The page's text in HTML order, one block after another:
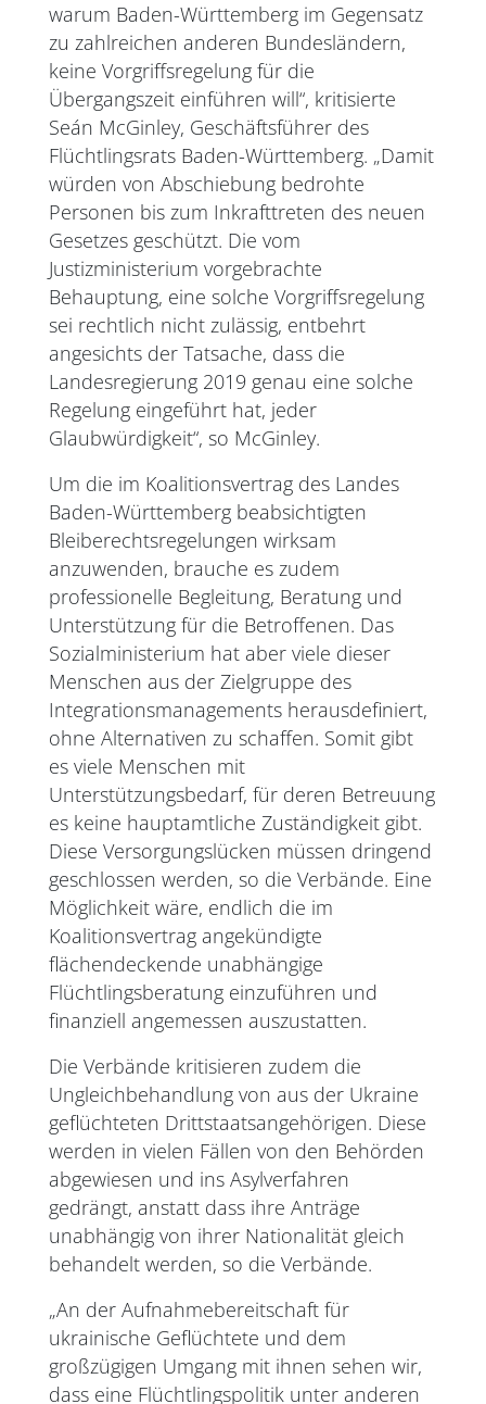
warum Baden-Württemberg im Gegensatz
zu zahlreichen anderen Bundesländern,
keine Vorgriffsregelung für die
Übergangszeit einführen will“, kritisierte
Seán McGinley, Geschäftsführer des
Flüchtlingsrats Baden-Württemberg. „Damit
würden von Abschiebung bedrohte
Personen bis zum Inkrafttreten des neuen
Gesetzes geschützt. Die vom
Justizministerium vorgebrachte
Behauptung, eine solche Vorgriffsregelung
sei rechtlich nicht zulässig, entbehrt
angesichts der Tatsache, dass die
Landesregierung 2019 genau eine solche
Regelung eingeführt hat, jeder
Glaubwürdigkeit“, so McGinley.
Um die im Koalitionsvertrag des Landes
Baden-Württemberg beabsichtigten
Bleiberechtsregelungen wirksam
anzuwenden, brauche es zudem
professionelle Begleitung, Beratung und
Unterstützung für die Betroffenen. Das
Sozialministerium hat aber viele dieser
Menschen aus der Zielgruppe des
Integrationsmanagements herausdefiniert,
ohne Alternativen zu schaffen. Somit gibt
es viele Menschen mit
Unterstützungsbedarf, für deren Betreuung
es keine hauptamtliche Zuständigkeit gibt.
Diese Versorgungslücken müssen dringend
geschlossen werden, so die Verbände. Eine
Möglichkeit wäre, endlich die im
Koalitionsvertrag angekündigte
flächendeckende unabhängige
Flüchtlingsberatung einzuführen und
finanziell angemessen auszustatten.
Die Verbände kritisieren zudem die
Ungleichbehandlung von aus der Ukraine
geflüchteten Drittstaatsangehörigen. Diese
werden in vielen Fällen von den Behörden
abgewiesen und ins Asylverfahren
gedrängt, anstatt dass ihre Anträge
unabhängig von ihrer Nationalität gleich
behandelt werden, so die Verbände.
„An der Aufnahmebereitschaft für
ukrainische Geflüchtete und dem
großzügigen Umgang mit ihnen sehen wir,
dass eine Flüchtlingspolitik unter anderen